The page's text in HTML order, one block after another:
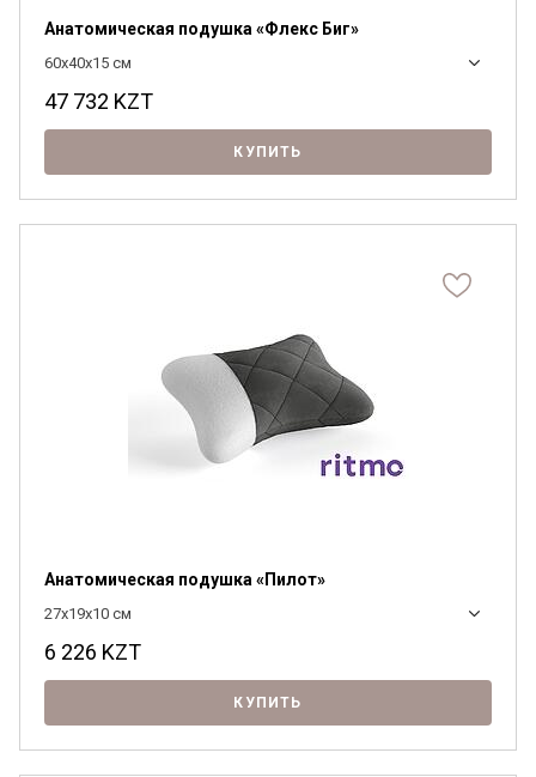
Анатомическая подушка «Флекс Биг»
60x40x15 см
47 732 KZT
КУПИТЬ
Анатомическая подушка «Пилот»
27x19x10 см
6 226 KZT
КУПИТЬ